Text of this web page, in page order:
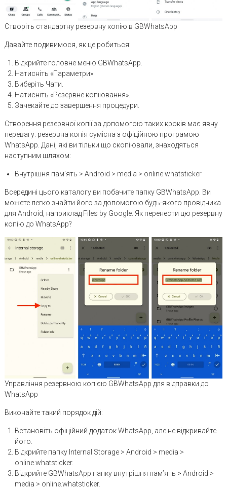
Створіть стандартну резервну копію в GBWhatsApp
Давайте подивимося, як це робиться:
Відкрийте головне меню GBWhatsApp.
Натисніть «Параметри»
Виберіть Чати.
Натисніть «Резервне копіювання».
Зачекайте до завершення процедури.
Створення резервної копії за допомогою таких кроків має явну
перевагу: резервна копія сумісна з офіційною програмою
WhatsApp. Дані, які ви тільки що скопіювали, знаходяться
наступним шляхом:
Внутрішня пам’ять > Android > media > online.whatsticker
Всередині цього каталогу ви побачите папку GBWhatsApp. Ви
можете легко знайти його за допомогою будь-якого провідника
для Android, наприклад Files by Google. Як перенести цю резервну
копію до WhatsApp?
Управління резервною копією GBWhatsApp для відправки до
WhatsApp
Виконайте такий порядок дій:
Встановіть офіційний додаток WhatsApp, але не відкривайте
його.
Відкрийте папку Internal Storage > Android > media >
online.whatsticker.
Відкрийте GBWhatsApp папку внутрішня пам’ять > Android >
media > online.whatsticker.